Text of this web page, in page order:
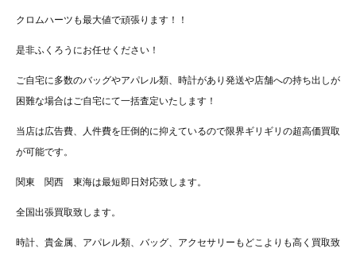
クロムハーツも最大値で頑張ります！！
是非ふくろうにお任せください！
ご自宅に多数のバッグやアパレル類、時計があり発送や店舗への持ち出しが
困難な場合はご自宅にて一括査定いたします！
当店は広告費、人件費を圧倒的に抑えているので限界ギリギリの超高価買取
が可能です。
関東 関西 東海は最短即日対応致します。
全国出張買取致します。
時計、貴金属、アパレル類、バッグ、アクセサリーもどこよりも高く買取致